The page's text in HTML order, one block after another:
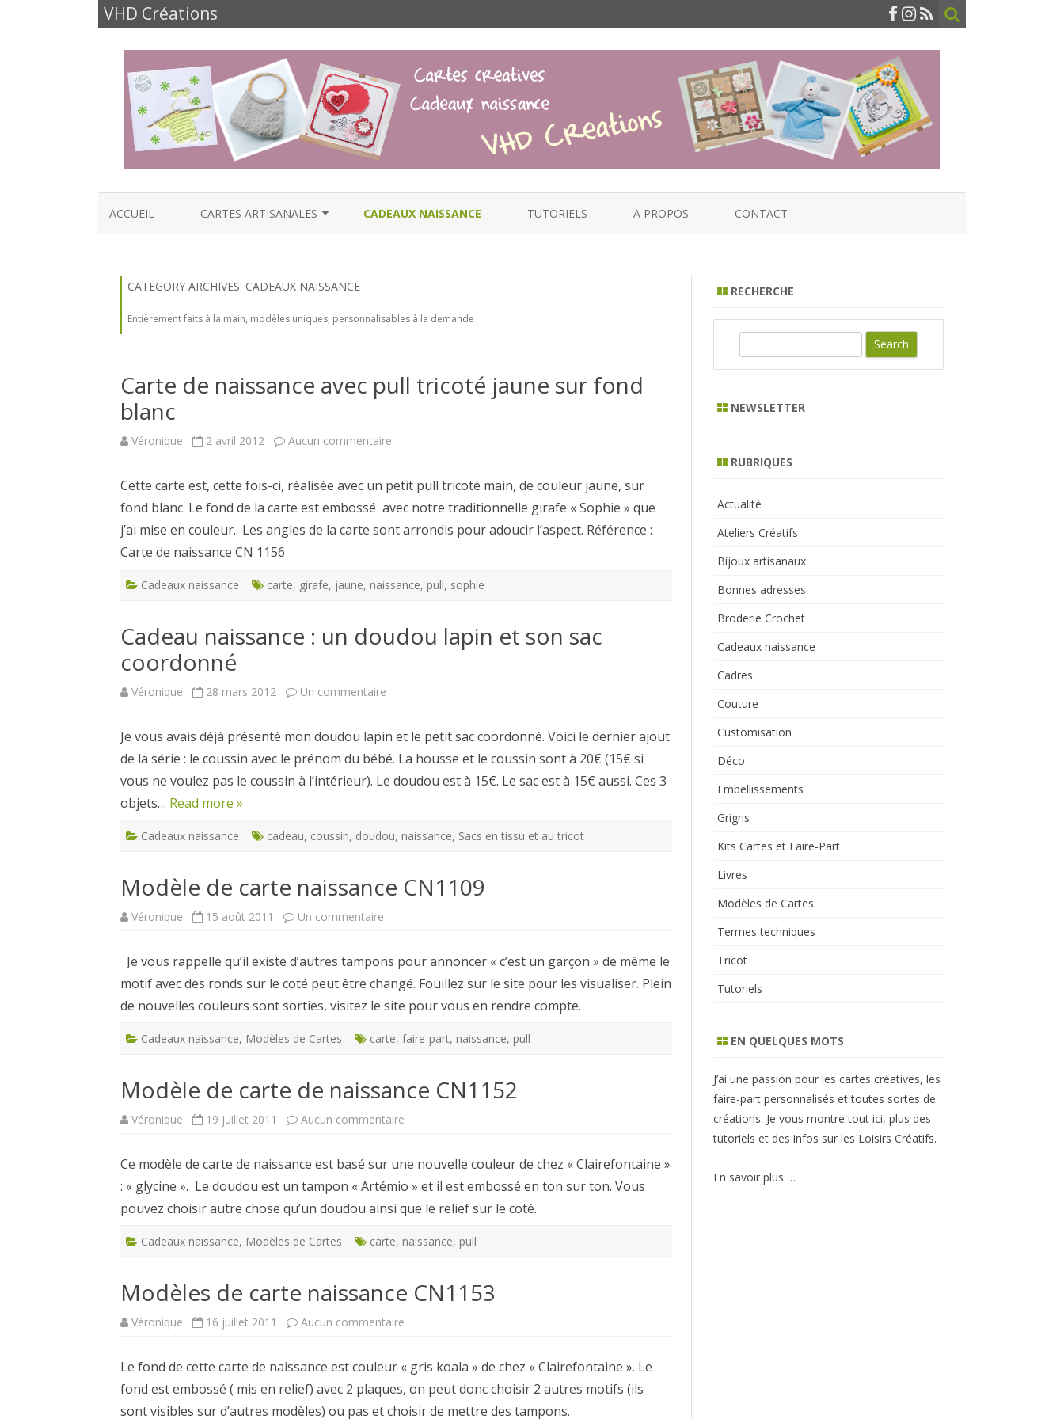
VHD Créations
to
ACCUEIL CARTES ARTISANALES
CARTES ANNIVERSAIRES
CARTES FÊTES ET FAMILLE
CARTES NOËL ET VOEUX
CADEAUX NAISSANCE TUTORIELS A PROPOS CONTACT
CATEGORY ARCHIVES: CADEAUX NAISSANCE
Entièrement faits à la main, modèles uniques, personnalisables à la demande
Carte de naissance avec pull tricoté jaune sur fond
blanc
Véronique 2 avril 2012 Aucun commentaire
avec
pull
tricoté
jaune
sur
fond
Cette carte est, cette fois-ci, réalisée avec un petit pull tricoté main, de couleur jaune, sur
fond blanc. Le fond de la carte est embossé avec notre traditionnelle girafe « Sophie » que
j’ai mise en couleur. Les angles de la carte sont arrondis pour adoucir l’aspect. Référence :
Carte de naissance CN 1156
Cadeaux naissance carte, girafe, jaune, naissance, pull, sophie
Cadeau naissance : un doudou lapin et son sac
coordonné
Véronique 28 mars 2012 Un commentaire
un
doudou
lapin
et
son
sac
Je vous avais déjà présenté mon doudou lapin et le petit sac coordonné. Voici le dernier ajout
de la série : le coussin avec le prénom du bébé. La housse et le coussin sont à 20€ (15€ si
vous ne voulez pas le coussin à l’intérieur). Le doudou est à 15€. Le sac est à 15€ aussi. Ces 3
objets… Read more »
Cadeaux naissance cadeau, coussin, doudou, naissance, Sacs en tissu et au tricot
Modèle de carte naissance CN1109
Véronique 15 août 2011 Un commentaire
naissance
CN1109
Je vous rappelle qu’il existe d’autres tampons pour annoncer « c’est un garçon » de même le
motif avec des ronds sur le coté peut être changé. Fouillez sur le site pour les visualiser. Plein
de nouvelles couleurs sont sorties, visitez le site pour vous en rendre compte.
Cadeaux naissance, Modèles de Cartes carte, faire-part, naissance, pull
Modèle de carte de naissance CN1152
Véronique 19 juillet 2011 Aucun commentaire
de
naissance
CN1152
Ce modèle de carte de naissance est basé sur une nouvelle couleur de chez « Clairefontaine »
: « glycine ». Le doudou est un tampon « Artémio » et il est embossé en ton sur ton. Vous
pouvez choisir autre chose qu’un doudou ainsi que le relief sur le coté.
Cadeaux naissance, Modèles de Cartes carte, naissance, pull
Modèles de carte naissance CN1153
Véronique 16 juillet 2011 Aucun commentaire
naissance
CN1153
Le fond de cette carte de naissance est couleur « gris koala » de chez « Clairefontaine ». Le
fond est embossé ( mis en relief) avec 2 plaques, on peut donc choisir 2 autres motifs (ils
sont visibles sur d’autres modèles) ou pas et choisir de mettre des tampons.
RECHERCHE
c
NEWSLETTER
RUBRIQUES
Actualité
Ateliers Créatifs
Bijoux artisanaux
Bonnes adresses
Broderie Crochet
Cadeaux naissance
Cadres
Couture
Customisation
Déco
Embellissements
Grigris
Kits Cartes et Faire-Part
Livres
Modèles de Cartes
Termes techniques
Tricot
Tutoriels
EN QUELQUES MOTS
J’ai une passion pour les cartes créatives, les
faire-part personnalisés et toutes sortes de
créations. Je vous montre tout ici, plus des
tutoriels et des infos sur les Loisirs Créatifs.
En savoir plus …